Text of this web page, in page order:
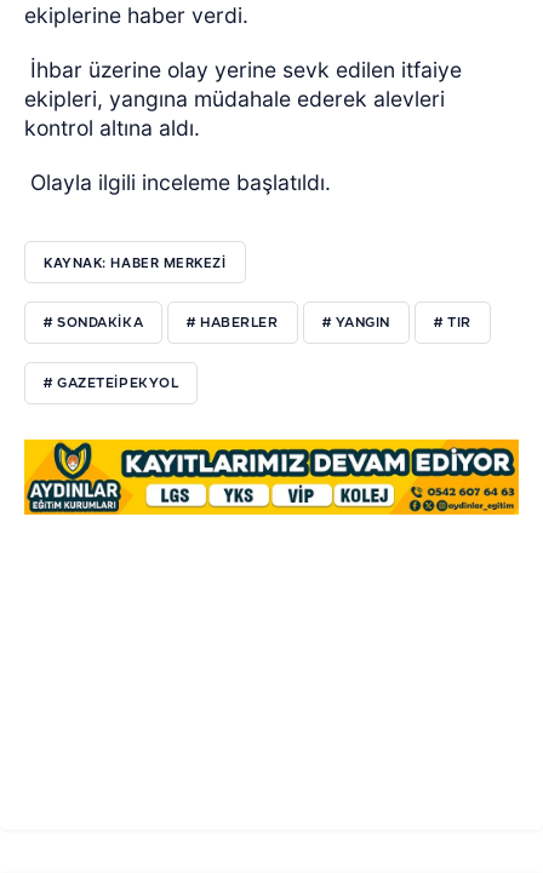
ekiplerine haber verdi.
İhbar üzerine olay yerine sevk edilen itfaiye
ekipleri, yangına müdahale ederek alevleri
kontrol altına aldı.
Olayla ilgili inceleme başlatıldı.
KAYNAK: HABER MERKEZI
# SONDAKİKA # HABERLER # YANGIN # TIR
# GAZETEİPEKYOL